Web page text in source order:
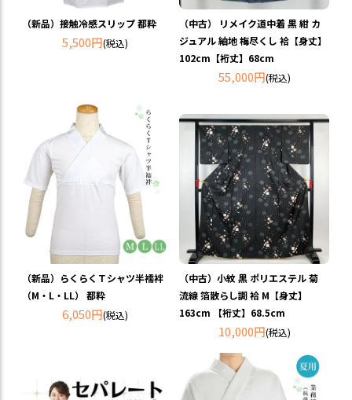
（新品）接触冷感スリップ 都粋
5,500円(税込)
（中古） リメイク道中着 黒 紺 カ
ジュアル 紬地 梅尽くし 袷【身丈】
102cm【裄丈】68cm
55,000円(税込)
（新品）らくらくＴシャツ半襦袢
（M・L・LL） 都粋
6,050円(税込)
（中古）小紋 黒 ポリエステル 菊
流線 箔散らし調 袷 M【身丈】
163cm 【裄丈】68.5cm
10,000円(税込)